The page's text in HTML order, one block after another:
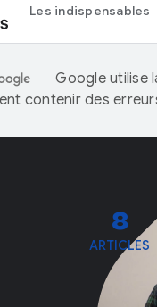
Les indispensables
Google utilise
contenir des
8
ARTICLES